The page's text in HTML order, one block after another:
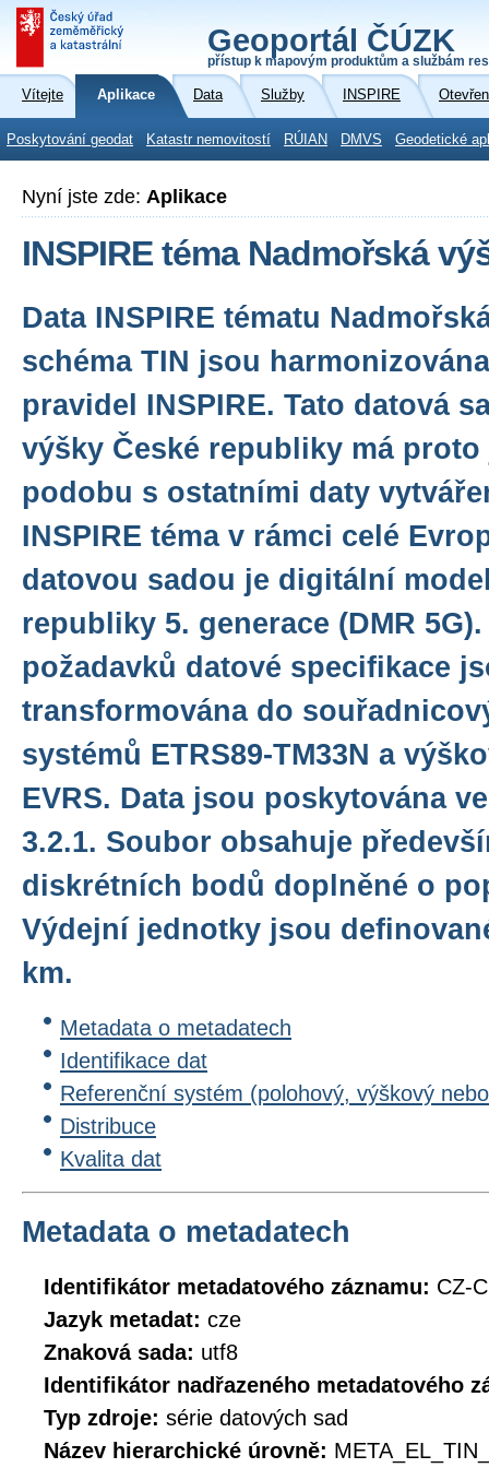
Geoportál ČÚZK
přístup k mapovým produktům a službám
Vítejte Aplikace Data Služby INSPIRE
Poskytování geodat Katastr nemovitostí RÚIAN DMVS Geodetické
Nyní jste zde: Aplikace
INSPIRE téma Nadmořská
Data INSPIRE tématu
schéma TIN jsou
pravidel INSPIRE. Tato datová
výšky České republiky má
podobu s ostatními daty
INSPIRE téma v rámci celé
datovou sadou je digitální
republiky 5. generace (DMR
požadavků datové specifikace
transformována do
systémů ETRS89-TM33N a
EVRS. Data jsou poskytována
3.2.1. Soubor obsahuje
diskrétních bodů doplněné o
Výdejní jednotky jsou
km.
Metadata o metadatech
Identifikace dat
Referenční systém (polohový, výškový
Distribuce
Kvalita dat
Metadata o metadatech
Identifikátor metadatového záznamu: CZ-
Jazyk metadat: cze
Znaková sada: utf8
Identifikátor nadřazeného metadatového
Typ zdroje: série datových sad
Název hierarchické úrovně: